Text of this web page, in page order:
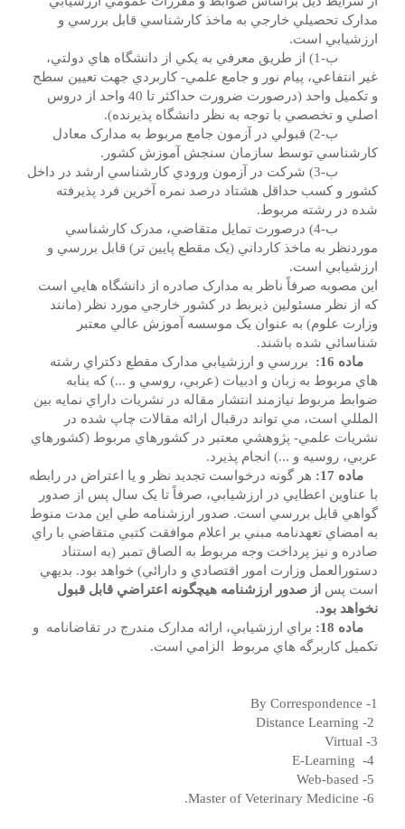
مدارک تحصيلي خارجي به ماخذ کارشناسي قابل بررسي و
ارزشيابي است.
ب-1) از طريق معرفي به يکي از دانشگاه هاي دولتي،
غير انتفاعي، پيام نور و جامع علمي- کاربردي جهت تعيين سطح
و تکميل واحد (درصورت ضرورت حداکثر تا 40 واحد از دروس
اصلي و تخصصي با توجه به نظر دانشگاه پذيرنده).
ب-2) قبولي در آزمون جامع مربوط به مدارک معادل
کارشناسي توسط سازمان سنجش آموزش کشور.
ب-3) شرکت در آزمون ورودي کارشناسي ارشد در داخل
کشور و کسب حداقل هشتاد درصد نمره آخرين فرد پذيرفته
شده در رشته مربوط.
ب-4) درصورت تمايل متقاضي، مدرک کارشناسي
موردنظر به ماخذ کارداني (يک مقطع پايين تر) قابل بررسي و
ارزشيابي است.
اين مصوبه صرفاً ناظر به مدارک صادره از دانشگاه هايي است
که از نظر مسئولين ذيربط در کشور خارجي مورد نظر (مانند
وزارت علوم) به عنوان يک موسسه آموزش عالي معتبر
شناسائي شده باشند.
ماده 16:
بررسي و ارزشيابي مدارک مقطع دکتراي رشته
هاي مربوط به زبان و ادبيات (عربي، روسي و ...) که بنابه
ضوابط مربوط نيازمند انتشار مقاله در نشريات داراي نمايه بين
المللي است، مي تواند درقبال ارائه مقالات چاپ شده در
نشريات علمي- پژوهشي معتبر در کشورهاي مربوط (کشورهاي
عربي، روسيه و ...) انجام پذيرد.
ماده 17:
هر گونه درخواست تجديد نظر و يا اعتراض در رابطه
با عناوين اعطايي در ارزشيابي، صرفاً تا يک سال پس از صدور
گواهي قابل بررسي است. صدور ارزشنامه طي اين مدت منوط
به امضاي تعهدنامه مبني بر اعلام موافقت کتبي متقاضي با راي
صادره و نيز پرداخت وجه مربوط به الصاق تمبر (به استناد
دستورالعمل وزارت امور اقتصادي و دارائي) خواهد بود. بديهي
است پس از صدور ارزشنامه هيچگونه اعتراضي قابل قبول
نخواهد بود.
ماده 18:
براي ارزشيابي، ارائه مدارک مندرج در تقاضانامه و
تکميل کاربرگه هاي مربوط الزامي است.
1- By Correspondence
3- Virtual